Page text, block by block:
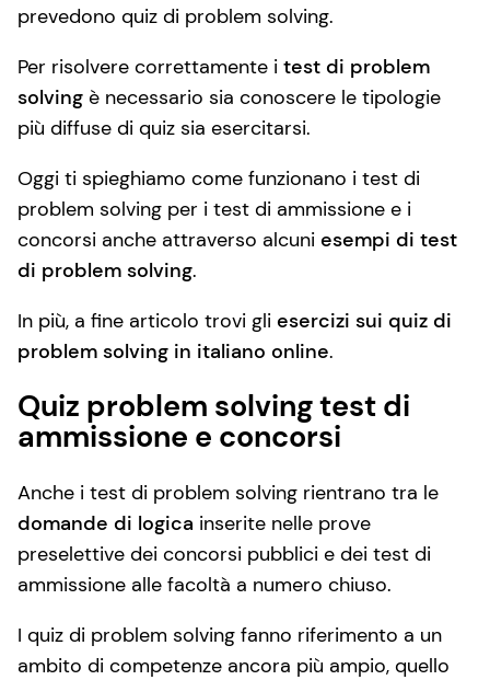
prevedono quiz di problem solving.
Per risolvere correttamente i test di problem
solving è necessario sia conoscere le tipologie
più diffuse di quiz sia esercitarsi.
Oggi ti spieghiamo come funzionano i test di
problem solving per i test di ammissione e i
concorsi anche attraverso alcuni esempi di test
di problem solving.
In più, a fine articolo trovi gli esercizi sui quiz di
problem solving in italiano online.
Quiz problem solving test di
ammissione e concorsi
Anche i test di problem solving rientrano tra le
domande di logica inserite nelle prove
preselettive dei concorsi pubblici e dei test di
ammissione alle facoltà a numero chiuso.
I quiz di problem solving fanno riferimento a un
ambito di competenze ancora più ampio, quello